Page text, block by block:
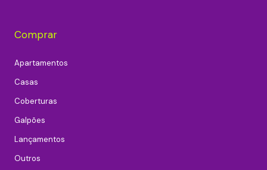
Comprar
Apartamentos
Casas
Coberturas
Galpões
Lançamentos
Outros